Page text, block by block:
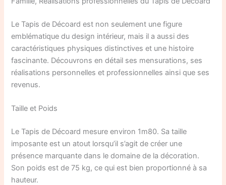
Le Tapis de Décoard est non seulement une figure
emblématique du design intérieur, mais il a aussi des
caractéristiques physiques distinctives et une histoire
fascinante. Découvrons en détail ses mensurations, ses
réalisations personnelles et professionnelles ainsi que ses
revenus.
Taille et Poids
Le Tapis de Décoard mesure environ 1m80. Sa taille
imposante est un atout lorsqu’il s’agit de créer une
présence marquante dans le domaine de la décoration.
Son poids est de 75 kg, ce qui est bien proportionné à sa
hauteur.